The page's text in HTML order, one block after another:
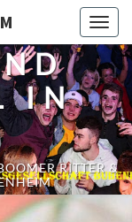
IN
RITTER &